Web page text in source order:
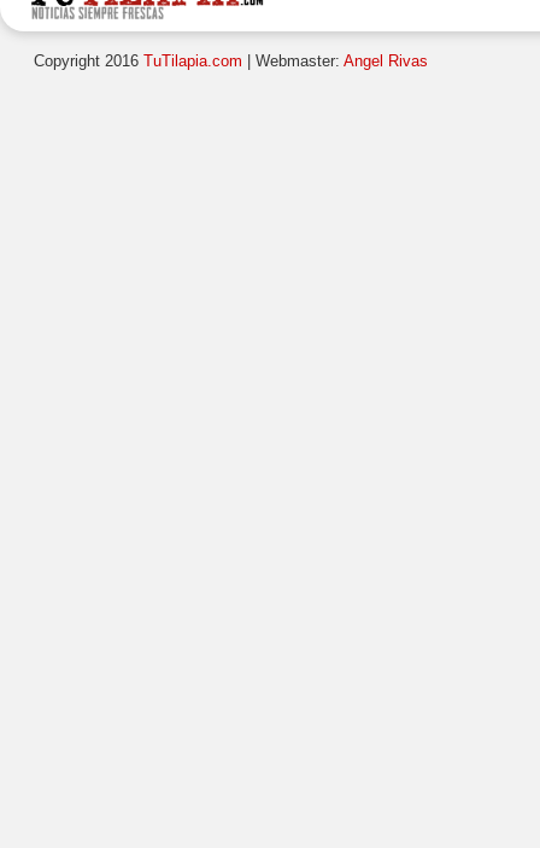
Copyright 2016 TuTilapia.com | Webmaster: Angel Rivas